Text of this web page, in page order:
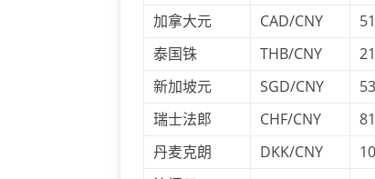
加拿大元
CAD/CNY
泰国铢
THB/CNY
新加坡元
SGD/CNY
瑞士法郎
CHF/CNY
丹麦克朗
DKK/CNY